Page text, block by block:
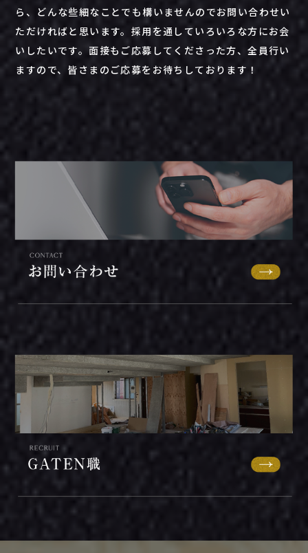
ら、どんな些細なことでも構いませんのでお問い合わせい
ただければと思います。採用を通していろいろな方にお会
いしたいです。面接もご応募してくださった方、全員行い
ますので、皆さまのご応募をお待ちしております！